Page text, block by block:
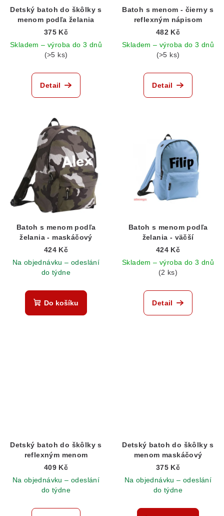
Detský batoh do škôlky s
menom podľa želania
375 Kč
Skladem – výroba do 3 dnů
(>5 ks)
Detail
Batoh s menom - čierny s
reflexným nápisom
482 Kč
Skladem – výroba do 3 dnů
(>5 ks)
Detail
Batoh s menom podľa
želania - maskáčový
424 Kč
Na objednávku – odeslání
do týdne
Do košíku
Batoh s menom podľa
želania - väčší
424 Kč
Skladem – výroba do 3 dnů
(2 ks)
Detail
Detský batoh do škôlky s
reflexným menom
409 Kč
Na objednávku – odeslání
do týdne
Detský batoh do škôlky s
menom maskáčový
375 Kč
Na objednávku – odeslání
do týdne